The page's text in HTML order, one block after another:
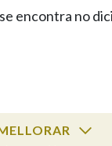
FIGURAS
PORTAL DAS
encontra no